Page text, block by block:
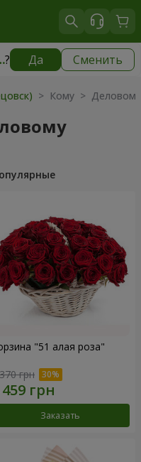
? Да Сменить
1711 грн
> Кому > Деловому
"51 алая роза"
грн
Заказать